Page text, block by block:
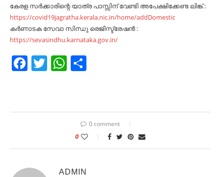
കേരള സർക്കാരിന്റെ യാത്ര പാസ്സിന് വേണ്ടി അപേക്ഷിക്കേണ്ട ലിങ്ക് :
https://covid19jagratha.kerala.nic.in/home/addDomestic
കർണാടക സേവാ സിന്ധു രെജിസ്ട്രേഷൻ :
https://sevasindhu.karnataka.gov.in/
Facebook
TwitterWhatsApp
0 comment
0
ADMIN